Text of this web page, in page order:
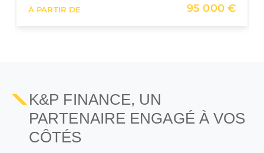
À PARTIR DE 187 680 €
K&P FINANCE, UN
PARTENAIRE ENGAGÉ À VOS
CÔTÉS